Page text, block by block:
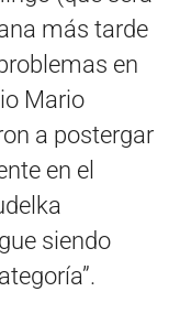
más tarde
en
Mario
a postergar
en el
siendo